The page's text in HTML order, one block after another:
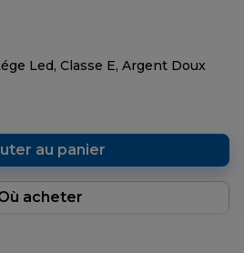
Led, Classe E, Argent Doux
au panier
acheter